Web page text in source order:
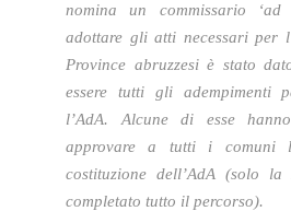
nomina un commissario
adottare gli atti necessari per
Province abruzzesi è stato
essere tutti gli adempimenti
l’AdA. Alcune di esse
approvare a tutti i comuni
costituzione dell’AdA (solo
completato tutto il percorso).